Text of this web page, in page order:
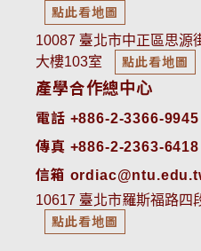
點此看地圖
10087 臺北市中正區思源
大樓103室
點此看地圖
產學合作總中心
電話 +886-2-3366-9945
傳真 +886-2-2363-6418
信箱
10617 臺北市羅斯福路四
點此看地圖